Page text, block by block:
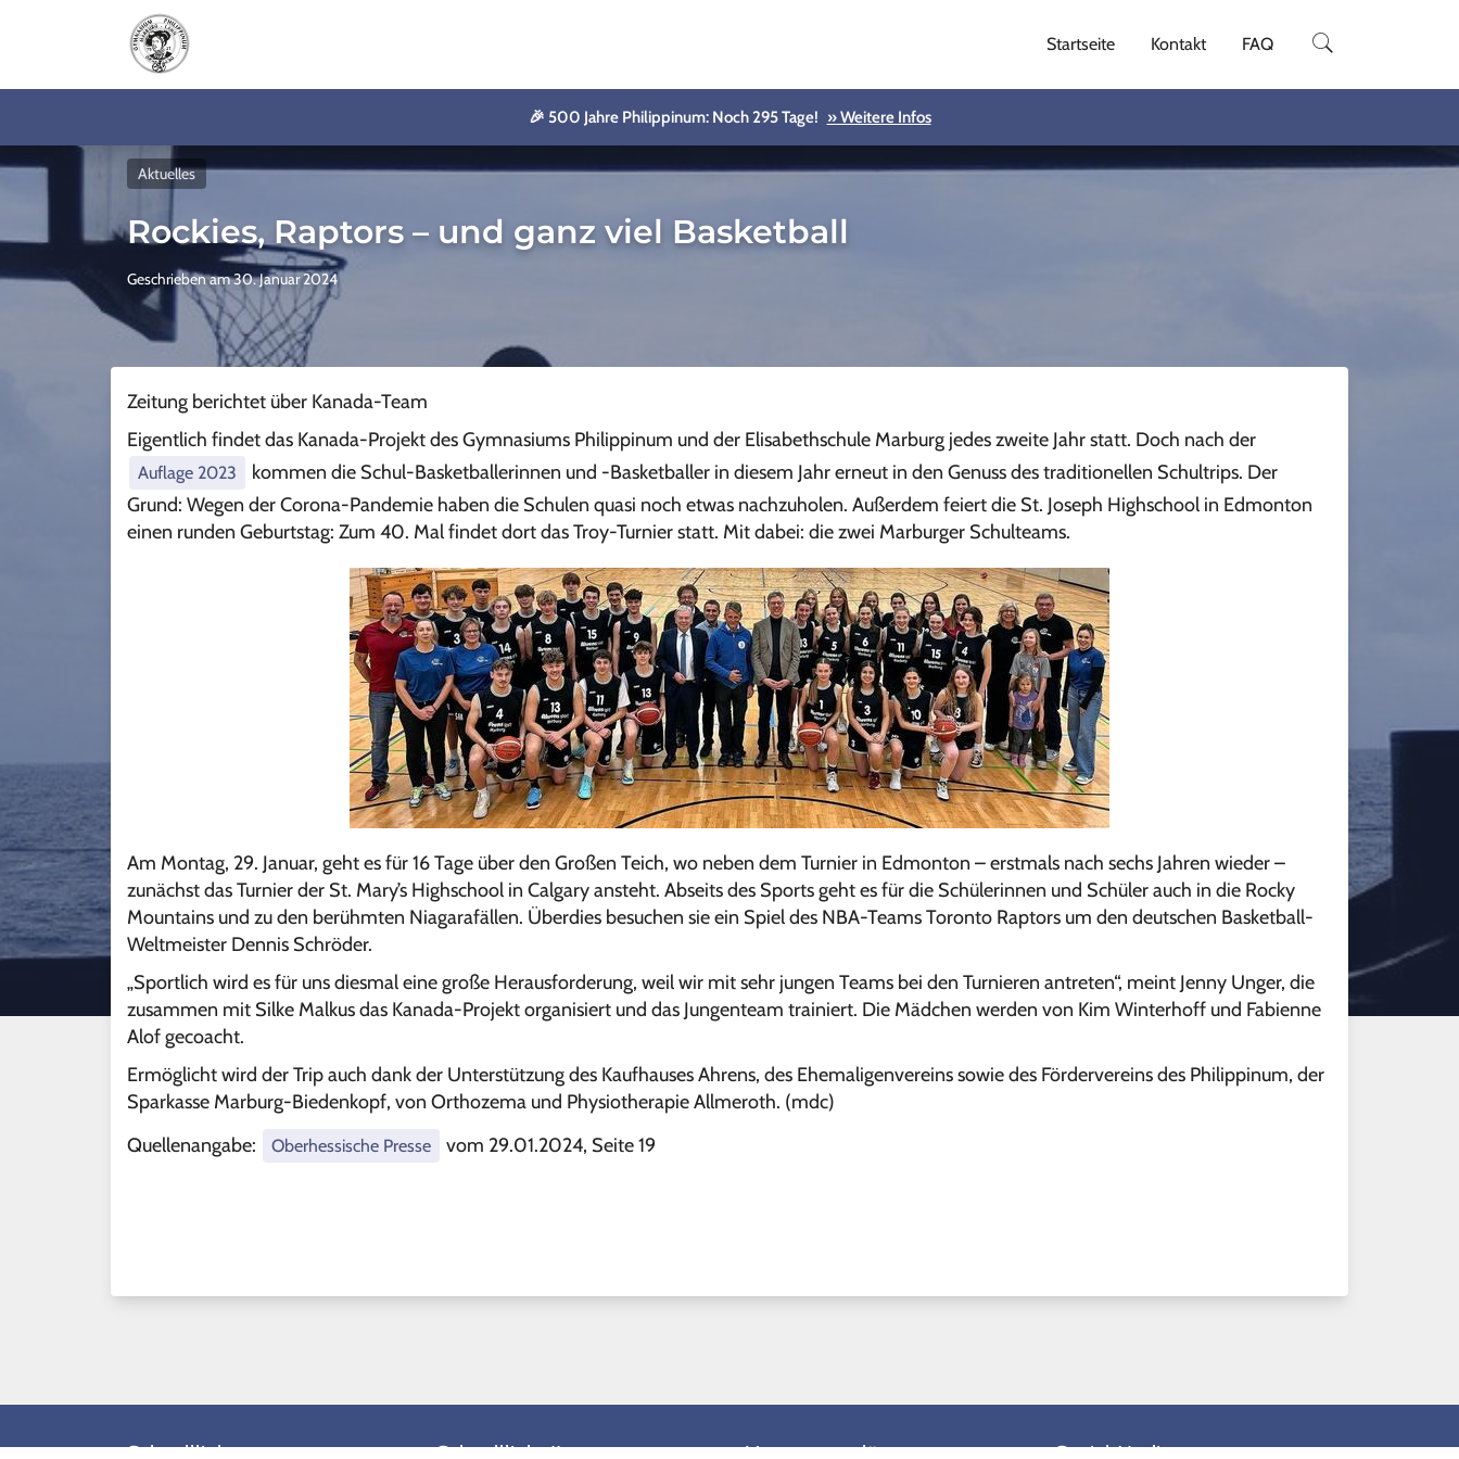
Startseite Kontakt FAQ
🎉 500 Jahre Philippinum: Noch 295 Tage! » Weitere Infos
Aktuelles
Rockies, Raptors – und ganz viel Basketball
Geschrieben am 30. Januar 2024
Zeitung berichtet über Kanada-Team
Eigentlich findet das Kanada-Projekt des Gymnasiums Philippinum und der Elisabethschule Marburg jedes zweite Jahr statt. Doch nach der
Auflage 2023
kommen die Schul-Basketballerinnen und -Basketballer in diesem Jahr erneut in den Genuss des traditionellen Schultrips. Der
Grund: Wegen der Corona-Pandemie haben die Schulen quasi noch etwas nachzuholen. Außerdem feiert die St. Joseph Highschool in Edmonton
einen runden Geburtstag: Zum 40. Mal findet dort das Troy-Turnier statt. Mit dabei: die zwei Marburger Schulteams.
Am Montag, 29. Januar, geht es für 16 Tage über den Großen Teich, wo neben dem Turnier in Edmonton – erstmals nach sechs Jahren wieder –
zunächst das Turnier der St. Mary’s Highschool in Calgary ansteht. Abseits des Sports geht es für die Schülerinnen und Schüler auch in die Rocky
Mountains und zu den berühmten Niagarafällen. Überdies besuchen sie ein Spiel des NBA-Teams Toronto Raptors um den deutschen Basketball-
Weltmeister Dennis Schröder.
„Sportlich wird es für uns diesmal eine große Herausforderung, weil wir mit sehr jungen Teams bei den Turnieren antreten“, meint Jenny Unger, die
zusammen mit Silke Malkus das Kanada-Projekt organisiert und das Jungenteam trainiert. Die Mädchen werden von Kim Winterhoff und Fabienne
Alof gecoacht.
Ermöglicht wird der Trip auch dank der Unterstützung des Kaufhauses Ahrens, des Ehemaligenvereins sowie des Fördervereins des Philippinum, der
Sparkasse Marburg-Biedenkopf, von Orthozema und Physiotherapie Allmeroth. (mdc)
Quellenangabe:
Oberhessische Presse vom 29.01.2024, Seite 19
Schnelllinks Schnelllinks II Vertretungspläne Social Media